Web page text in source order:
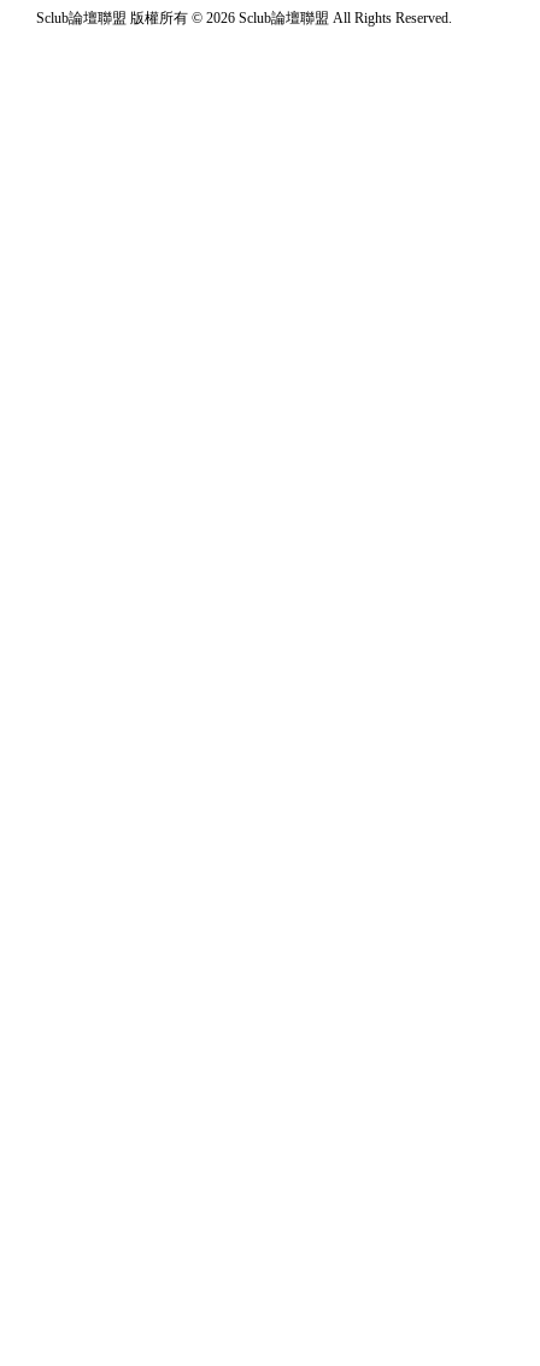
Sclub論壇聯盟 版權所有 © 2026 Sclub論壇聯盟 All Rights Reserved.